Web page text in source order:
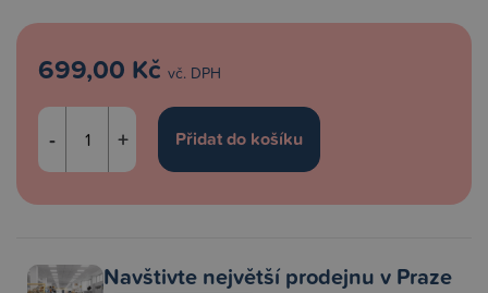
699,00 Kč vč. DPH
- +
Navštivte největší prodejnu v Praze